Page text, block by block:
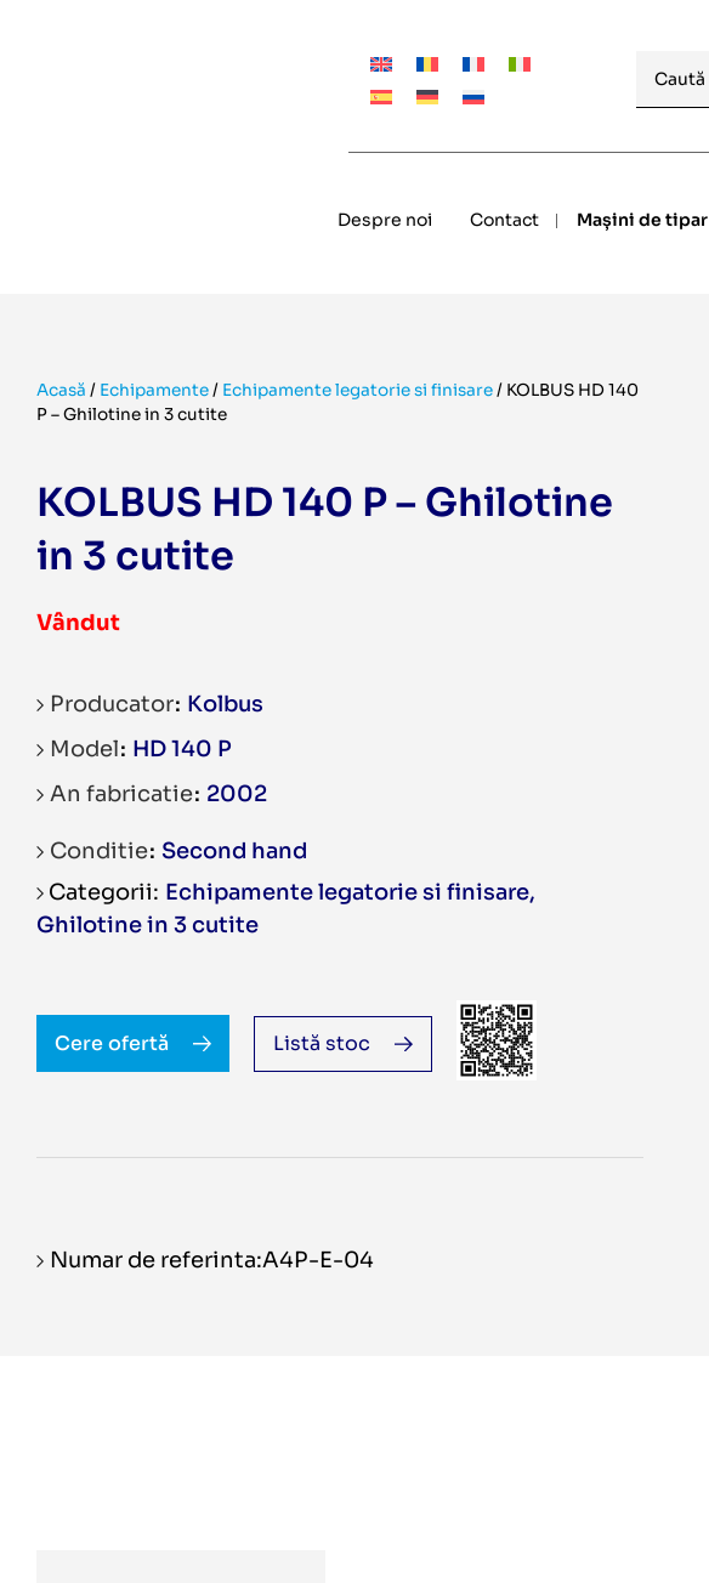
Despre noi Contact Mașini de tipar
Acasă / Echipamente/ Echipamente legatorie si finisare/ KOLBUS HD 140
P – Ghilotine in 3 cutite
KOLBUS HD 140 P – Ghilotine
in 3 cutite
Vândut
Producator Kolbus
Model HD 140 P
An fabricatie 2002
Conditie Second hand
Echipamente legatorie si finisare
Ghilotine in 3 cutite
Cere ofertă Listă stoc
Numar de referinta:A4P-E-04